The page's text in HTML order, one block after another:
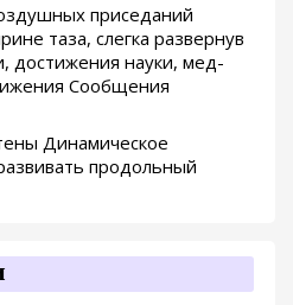
приседаний
таза, слегка развернув
достижения науки, мед-
Сообщения
Динамическое
продольный